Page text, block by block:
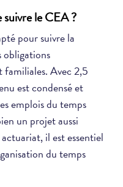
suivre le CEA ?
pour suivre la
familiales. Avec 2,5
est condensé et
emplois du temps
un projet aussi
il est essentiel
du temps